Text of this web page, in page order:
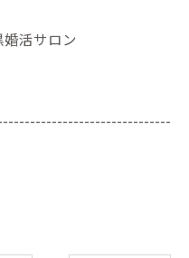
婚活サロン